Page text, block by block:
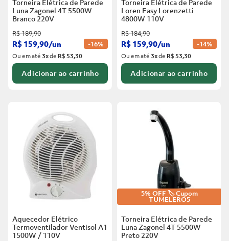
Torneira Elétrica de Parede
Luna Zagonel 4T 5500W
Branco 220V
R$189,90
R$ 159,90/un -16%
Ou em até3xde R$ 53,30
Adicionar ao carrinho
Torneira Elétrica de Parede
Loren Easy Lorenzetti
4800W 110V
R$184,90
R$ 159,90/un -14%
Ou em até3xde R$ 53,30
Adicionar ao carrinho
Aquecedor Elétrico
Termoventilador Ventisol A1
1500W / 110V
5% OFF 🏷️ Cupom
TUMELERO5
Torneira Elétrica de Parede
Luna Zagonel 4T 5500W
Preto 220V